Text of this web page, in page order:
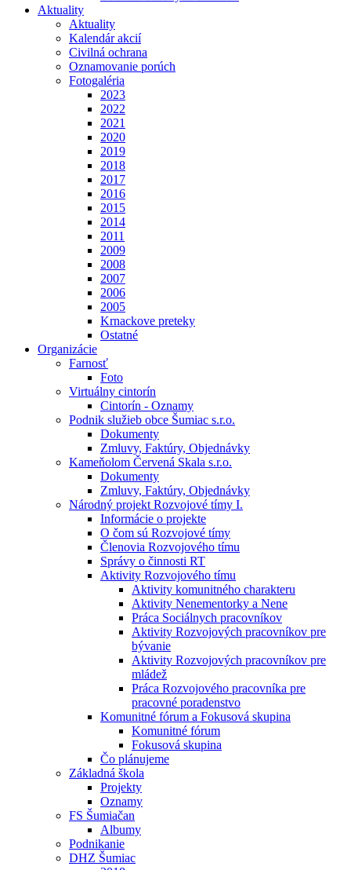
Aktuality
Aktuality
Kalendár akcií
Civilná ochrana
Oznamovanie porúch
Fotogaléria
2023
2022
2021
2020
2019
2018
2017
2016
2015
2014
2011
2009
2008
2007
2006
2005
Krnackove preteky
Ostatné
Organizácie
Farnosť
Foto
Virtuálny cintorín
Cintorín - Oznamy
Podnik služieb obce Šumiac s.r.o.
Dokumenty
Zmluvy, Faktúry, Objednávky
Kameňolom Červená Skala s.r.o.
Dokumenty
Zmluvy, Faktúry, Objednávky
Národný projekt Rozvojové tímy I.
Informácie o projekte
O čom sú Rozvojové tímy
Členovia Rozvojového tímu
Správy o činnosti RT
Aktivity Rozvojového tímu
Aktivity komunitného charakteru
Aktivity Nenementorky a Nene
Práca Sociálnych pracovníkov
Aktivity Rozvojových pracovníkov pre
bývanie
Aktivity Rozvojových pracovníkov pre
mládež
Práca Rozvojového pracovníka pre
pracovné poradenstvo
Komunitné fórum a Fokusová skupina
Komunitné fórum
Fokusová skupina
Čo plánujeme
Základná škola
Projekty
Oznamy
FS Šumiačan
Albumy
Podnikanie
DHZ Šumiac